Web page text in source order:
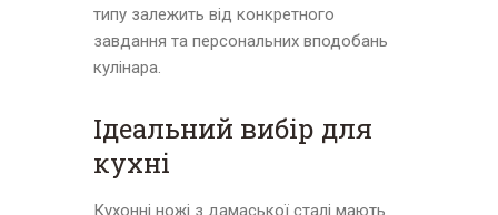
типу залежить від конкретного
завдання та персональних вподобань
кулінара.
Ідеальний вибір для
кухні
Кухонні ножі з дамаської сталі мають